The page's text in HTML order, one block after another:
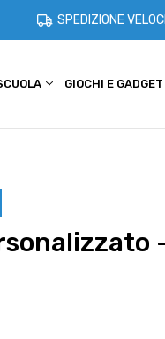
SPEDIZIONE
GIOCHI E GADGET